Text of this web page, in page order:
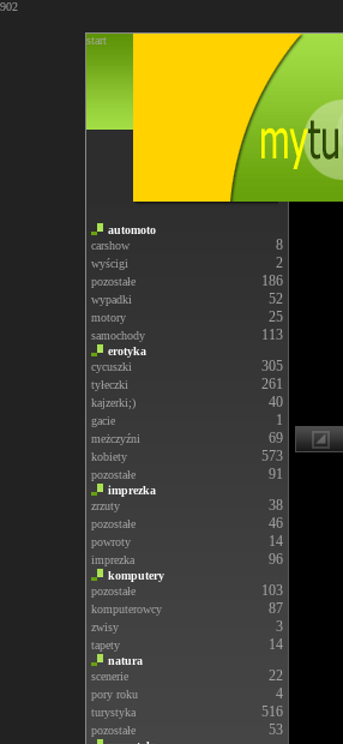
902
start
automoto
carshow
8
wyścigi 2
pozostałe 186
wypadki 52
motory 25
samochody 113
erotyka
cycuszki
305
tyłeczki 261
kajzerki;) 40
gacie 1
meżczyźni 69
kobiety 573
pozostałe 91
imprezka
zrzuty
38
pozostałe 46
powroty 14
imprezka 96
komputery
pozostałe
103
komputerowcy 87
zwisy 3
tapety 14
natura
scenerie
22
pory roku 4
turystyka 516
pozostałe 53